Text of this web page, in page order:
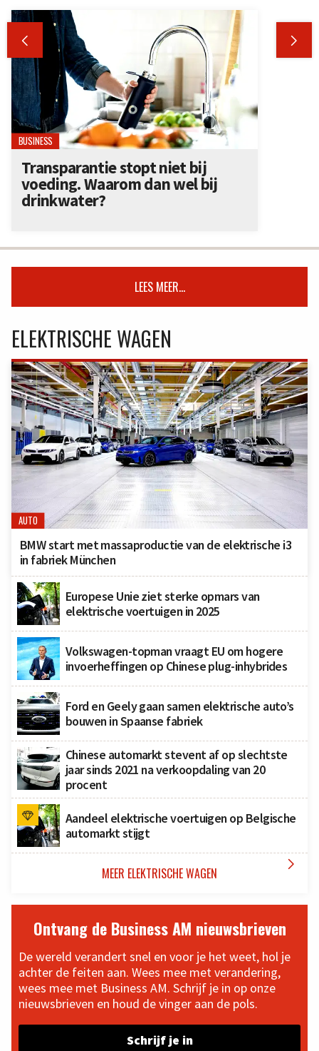
 
BUSINESS
Transparantie stopt niet bij
voeding. Waarom dan wel bij
drinkwater?
LEES MEER...
ELEKTRISCHE WAGEN
AUTO
BMW start met massaproductie van de elektrische i3
in fabriek München
Europese Unie ziet sterke opmars van
elektrische voertuigen in 2025
Volkswagen-topman vraagt EU om hogere
invoerheffingen op Chinese plug-inhybrides
Ford en Geely gaan samen elektrische auto’s
bouwen in Spaanse fabriek
Chinese automarkt stevent af op slechtste
jaar sinds 2021 na verkoopdaling van 20
procent
Aandeel elektrische voertuigen op Belgische
automarkt stijgt
MEER ELEKTRISCHE WAGEN 
Ontvang de Business AM nieuwsbrieven
De wereld verandert snel en voor je het weet, hol je
achter de feiten aan. Wees mee met verandering,
wees mee met Business AM. Schrijf je in op onze
nieuwsbrieven en houd de vinger aan de pols.
Schrijf je in